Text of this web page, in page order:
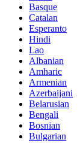
Basque
Catalan
Esperanto
Hindi
Lao
Albanian
Amharic
Armenian
Azerbaijani
Belarusian
Bengali
Bosnian
Bulgarian